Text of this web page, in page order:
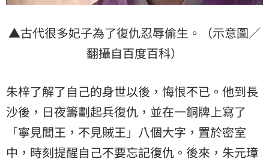
▲古代很多妃子為了復仇忍辱偷生。（示意圖／
翻攝自百度百科）
朱梓了解了自己的身世以後，悔恨不已。他到長
沙後，日夜籌劃起兵復仇，並在一銅牌上寫了
「寧見閻王，不見賊王」八個大字，置於密室
中，時刻提醒自己不要忘記復仇。後來，朱元璋